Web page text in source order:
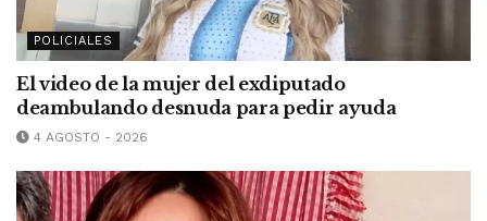
POLICIALES
El video de la mujer del exdiputado
deambulando desnuda para pedir ayuda
4 AGOSTO - 2026